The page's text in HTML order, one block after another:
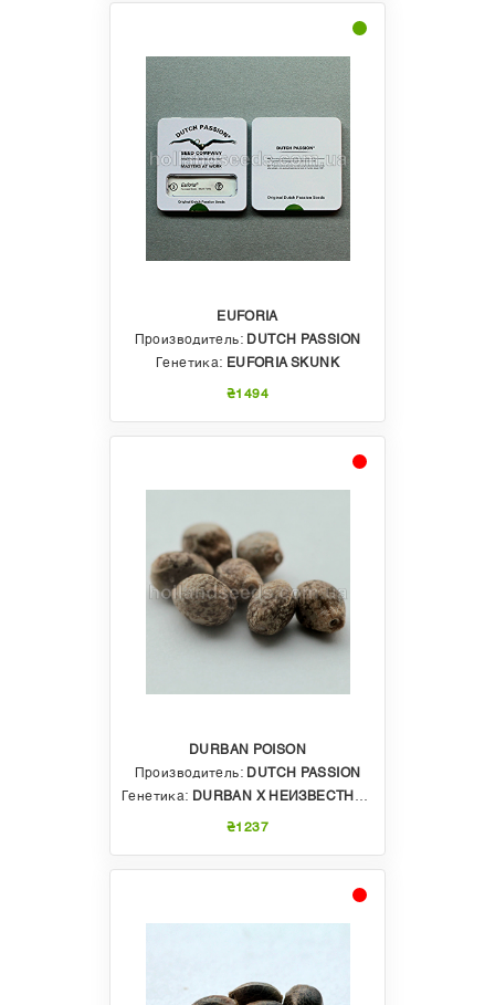
EUFORIA
Производитель: DUTCH PASSION
Генетика: EUFORIA SKUNK
₴1494
DURBAN POISON
Производитель: DUTCH PASSION
Генетика: DURBAN X НЕИЗВЕСТНАЯ ИНДИКА
₴1237